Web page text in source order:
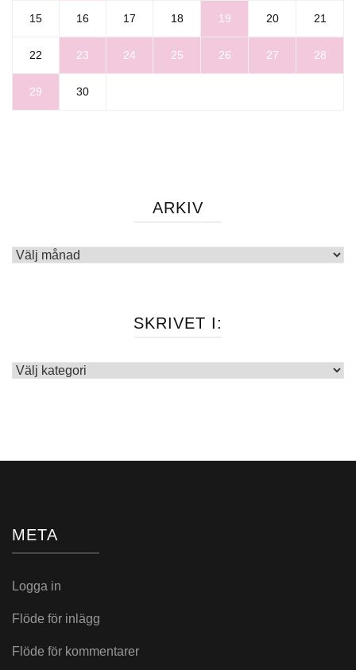
15 16 17 18 19 20 21
22 23 24 25 26 27 28
29 30
ARKIV
Arkiv
SKRIVET I:
Skrivet
META
Logga in
Flöde för inlägg
Flöde för kommentarer